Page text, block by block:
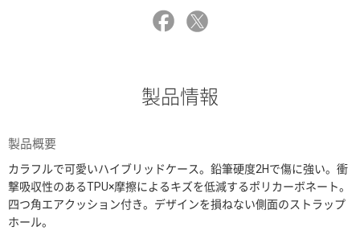
製品情報
製品概要
カラフルで可愛いハイブリッドケース。鉛筆硬度2Hで傷に強い。衝
撃吸収性のあるTPU×摩擦によるキズを低減するポリカーボネート。
四つ角エアクッション付き。デザインを損ねない側面のストラップ
ホール。